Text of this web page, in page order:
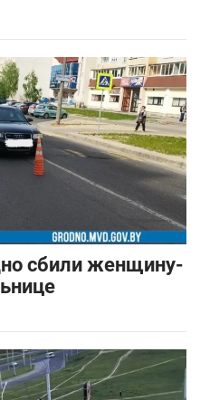
сбили женщину-